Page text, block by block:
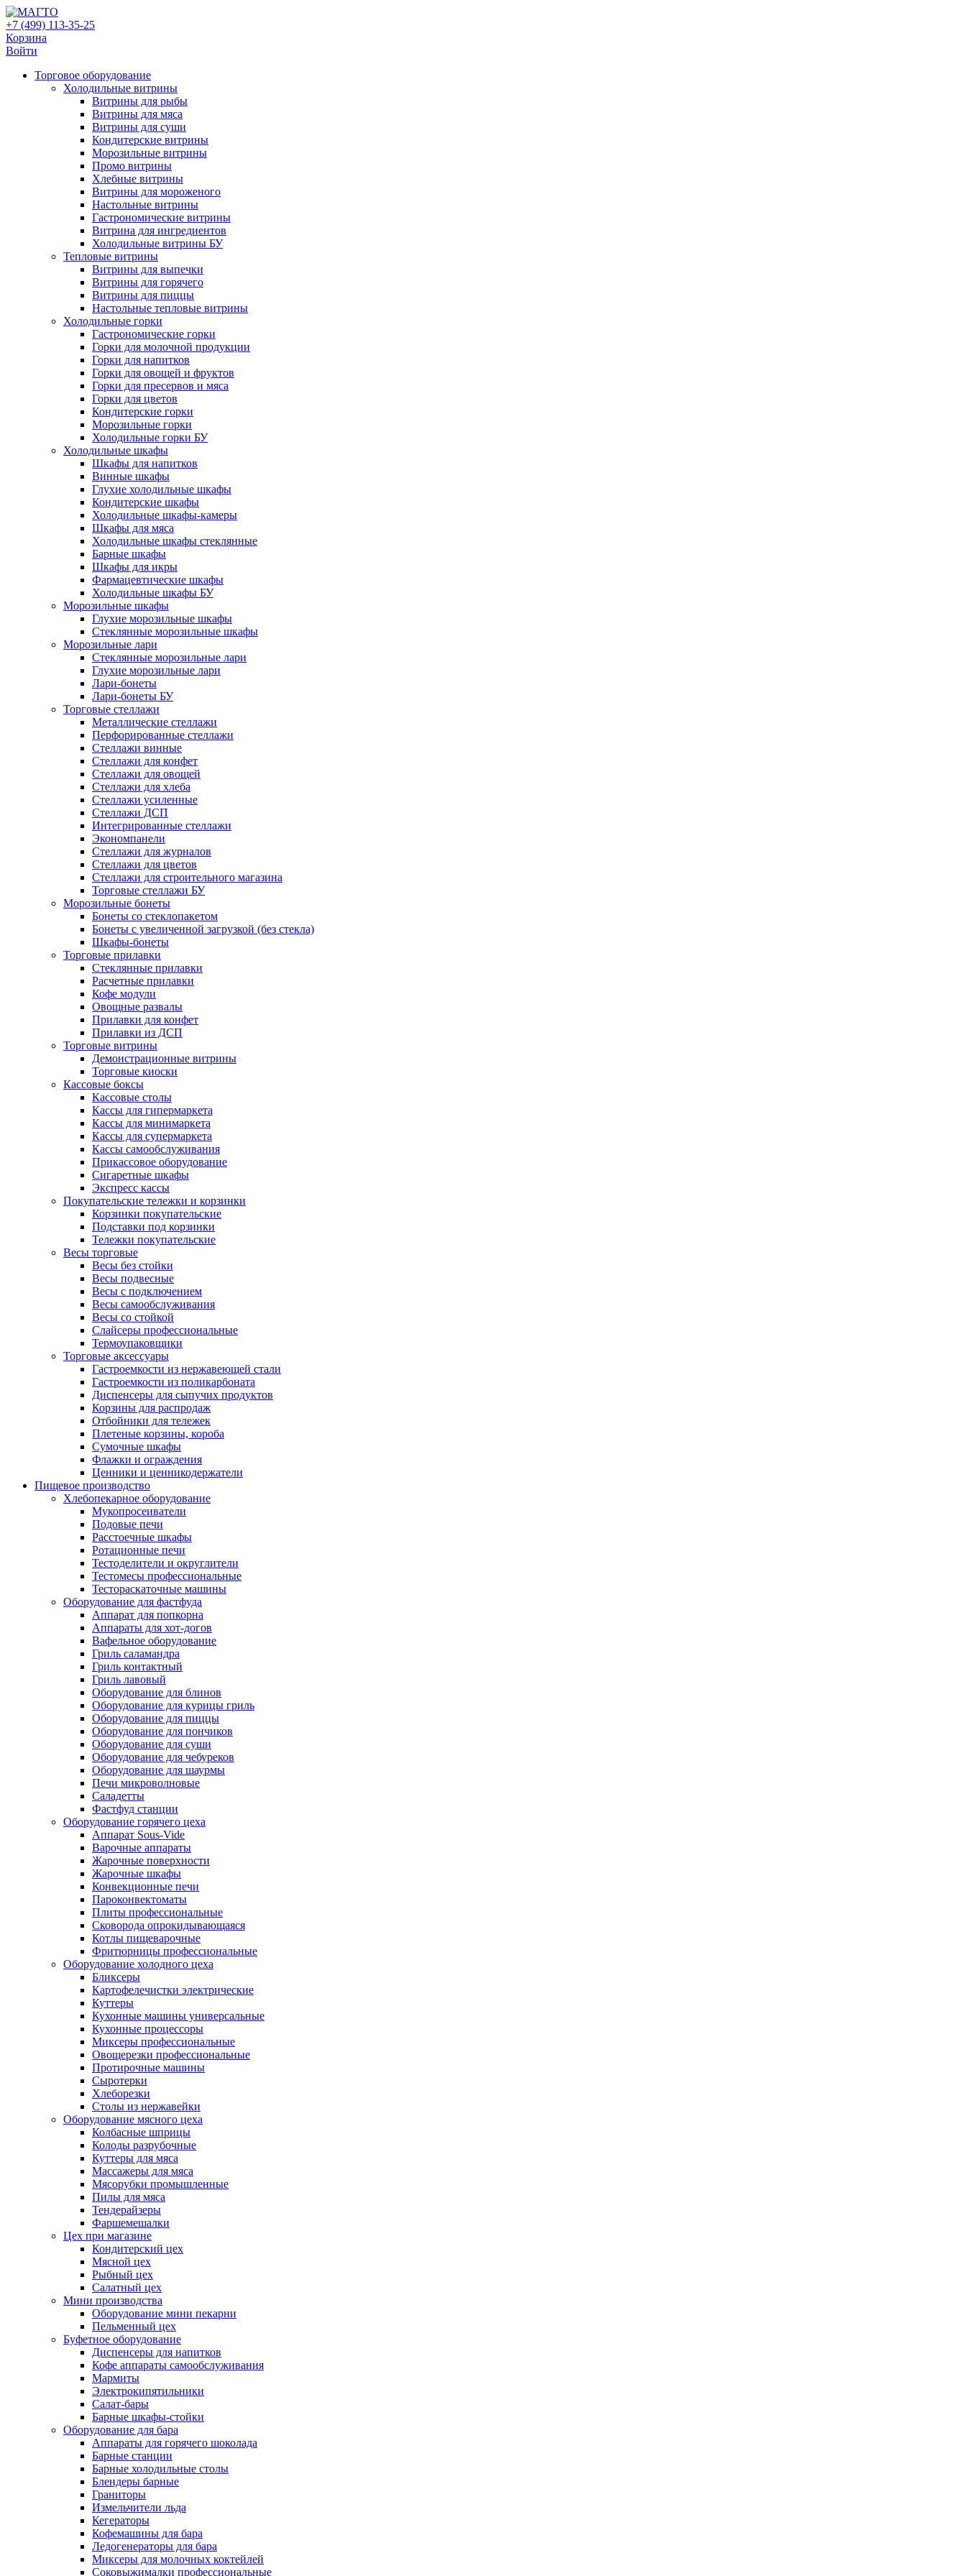
+7 (499) 113-35-25
Корзина
Войти
Свернуть/
развернуть
Торговое оборудованиe
Холодильные витрины
Витрины для рыбы
Витрины для мяса
Витрины для суши
Кондитерские витрины
Морозильные витрины
Промо витрины
Хлебные витрины
Витрины для мороженого
Настольные витрины
Гастрономические витрины
Витрина для ингредиентов
Холодильные витрины БУ
Тепловые витрины
Витрины для выпечки
Витрины для горячего
Витрины для пиццы
Настольные тепловые витрины
Холодильные горки
Гастрономические горки
Горки для молочной продукции
Горки для напитков
Горки для овощей и фруктов
Горки для пресервов и мяса
Горки для цветов
Кондитерские горки
Морозильные горки
Холодильные горки БУ
Холодильные шкафы
Шкафы для напитков
Винные шкафы
Глухие холодильные шкафы
Кондитерские шкафы
Холодильные шкафы-камеры
Шкафы для мяса
Холодильные шкафы стеклянные
Барные шкафы
Шкафы для икры
Фармацевтические шкафы
Холодильные шкафы БУ
Морозильные шкафы
Глухие морозильные шкафы
Стеклянные морозильные шкафы
Морозильные лари
Стеклянные морозильные лари
Глухие морозильные лари
Лари-бонеты
Лари-бонеты БУ
Торговые стеллажи
Металлические стеллажи
Перфорированные стеллажи
Стеллажи винные
Стеллажи для конфет
Стеллажи для овощей
Стеллажи для хлеба
Стеллажи усиленные
Стеллажи ДСП
Интегрированные стеллажи
Экономпанели
Стеллажи для журналов
Стеллажи для цветов
Стеллажи для строительного магазина
Торговые стеллажи БУ
Морозильные бонеты
Бонеты со стеклопакетом
Бонеты с увеличенной загрузкой (без стекла)
Шкафы-бонеты
Торговые прилавки
Стеклянные прилавки
Расчетные прилавки
Кофе модули
Овощные развалы
Прилавки для конфет
Прилавки из ДСП
Торговые витрины
Демонстрационные витрины
Торговые киоски
Кассовые боксы
Кассовые столы
Кассы для гипермаркета
Кассы для минимаркета
Кассы для супермаркета
Кассы самообслуживания
Прикассовое оборудование
Сигаретные шкафы
Экспресс кассы
Покупательские тележки и корзинки
Корзинки покупательские
Подставки под корзинки
Тележки покупательские
Весы торговые
Весы без стойки
Весы подвесные
Весы с подключением
Весы самообслуживания
Весы со стойкой
Слайсеры профессиональные
Термоупаковщики
Торговые аксессуары
Гастроемкости из нержавеющей стали
Гастроемкости из поликарбоната
Диспенсеры для сыпучих продуктов
Корзины для распродаж
Отбойники для тележек
Плетеные корзины, короба
Сумочные шкафы
Флажки и ограждения
Ценники и ценникодержатели
Пищевое производство
Хлебопекарное оборудование
Мукопросеиватели
Подовые печи
Расстоечные шкафы
Ротационные печи
Тестоделители и округлители
Тестомесы профессиональные
Тестораскаточные машины
Оборудование для фастфуда
Аппарат для попкорна
Аппараты для хот-догов
Вафельное оборудование
Гриль саламандра
Гриль контактный
Гриль лавовый
Оборудование для блинов
Оборудование для курицы гриль
Оборудование для пиццы
Оборудование для пончиков
Оборудование для суши
Оборудование для чебуреков
Оборудование для шаурмы
Печи микроволновые
Саладетты
Фастфуд станции
Оборудование горячего цеха
Аппарат Sous-Vide
Варочные аппараты
Жарочные поверхности
Жарочные шкафы
Конвекционные печи
Пароконвектоматы
Плиты профессиональные
Сковорода опрокидывающаяся
Котлы пищеварочные
Фритюрницы профессиональные
Оборудование холодного цеха
Бликсеры
Картофелечистки электрические
Куттеры
Кухонные машины универсальные
Кухонные процессоры
Миксеры профессиональные
Овощерезки профессиональные
Протирочные машины
Сыротерки
Хлеборезки
Столы из нержавейки
Оборудование мясного цеха
Колбасные шприцы
Колоды разрубочные
Куттеры для мяса
Массажеры для мяса
Мясорубки промышленные
Пилы для мяса
Тендерайзеры
Фаршемешалки
Цех при магазине
Кондитерский цех
Мясной цех
Рыбный цех
Салатный цех
Мини производства
Оборудование мини пекарни
Пельменный цех
Буфетное оборудование
Диспенсеры для напитков
Кофе аппараты самообслуживания
Мармиты
Электрокипятильники
Cалат-бары
Барные шкафы-стойки
Оборудование для бара
Аппараты для горячего шоколада
Барные станции
Барные холодильные столы
Блендеры барные
Граниторы
Измельчители льда
Кегераторы
Кофемашины для бара
Ледогенераторы для бара
Миксеры для молочных коктейлей
Соковыжималки профессиональные